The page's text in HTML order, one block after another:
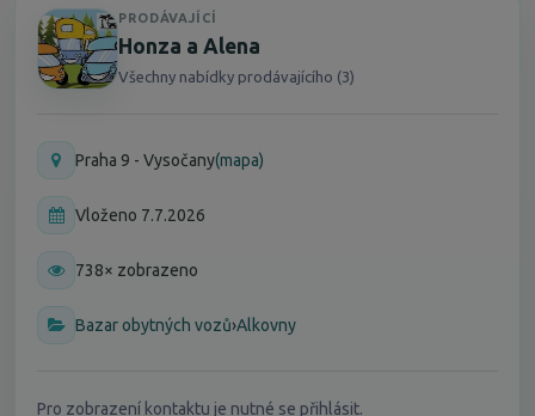
PRODÁVAJÍCÍ
Honza a Alena
Všechny nabídky prodávajícího (3)
Praha 9 - Vysočany(mapa)
Vloženo 7.7.2026
738× zobrazeno
Bazar obytných vozů›Alkovny
Pro zobrazení kontaktu je nutné se přihlásit.